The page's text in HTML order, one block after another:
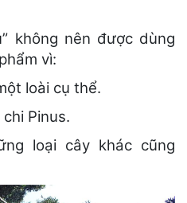
không nên được dùng
vì:
loài cụ thể.
Pinus.
loại cây khác cũng